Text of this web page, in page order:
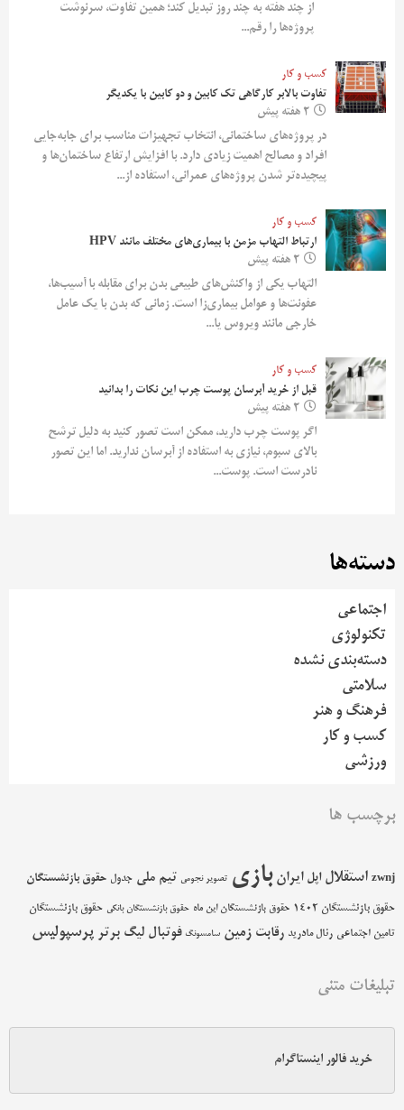
از چند هفته به چند روز تبدیل کند؛ همین تفاوت، سرنوشت
پروژه‌ها را رقم...
کسب و کار
تفاوت بالابر کارگاهی تک کابین و دو کابین با یکدیگر
2 هفته پیش
در پروژه‌های ساختمانی، انتخاب تجهیزات مناسب برای جابه‌جایی
افراد و مصالح اهمیت زیادی دارد. با افزایش ارتفاع ساختمان‌ها و
پیچیده‌تر شدن پروژه‌های عمرانی، استفاده از...
کسب و کار
ارتباط التهاب مزمن با بیماری‌های مختلف مانند HPV
2 هفته پیش
التهاب یکی از واکنش‌های طبیعی بدن برای مقابله با آسیب‌ها،
عفونت‌ها و عوامل بیماری‌زا است. زمانی که بدن با یک عامل
خارجی مانند ویروس یا...
کسب و کار
قبل از خرید آبرسان پوست چرب این نکات را بدانید
2 هفته پیش
اگر پوست چرب دارید، ممکن است تصور کنید به دلیل ترشح
بالای سبوم، نیازی به استفاده از آبرسان ندارید. اما این تصور
نادرست است. پوست...
دسته‌ها
اجتماعی
تکنولوژی
دسته‌بندی نشده
سلامتی
فرهنگ و هنر
کسب و کار
ورزشی
برچسب ها
zwnj استقلال اپل ایران بازی تصویر نجومی تیم ملی جدول حقوق بازنشستگان
حقوق بازنشستگان 1402 حقوق بازنشستگان این ماه حقوق بازنشستگان بانکی حقوق بازنشستگان
تامین اجتماعی رئال مادرید رقابت زمین سامسونگ فوتبال لیگ برتر پرسپولیس
تبلیغات متنی
خرید فالور اینستاگرام